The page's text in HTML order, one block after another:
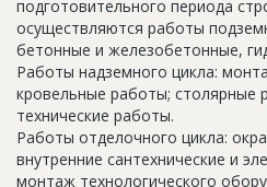
подготовительного периода
осуществляются работы
бетонные и железобетонные,
Работы надземного цикла:
кровельные работы; столярные
технические работы.
Работы отделочного цикла:
внутренние сантехнические и
монтаж технологического